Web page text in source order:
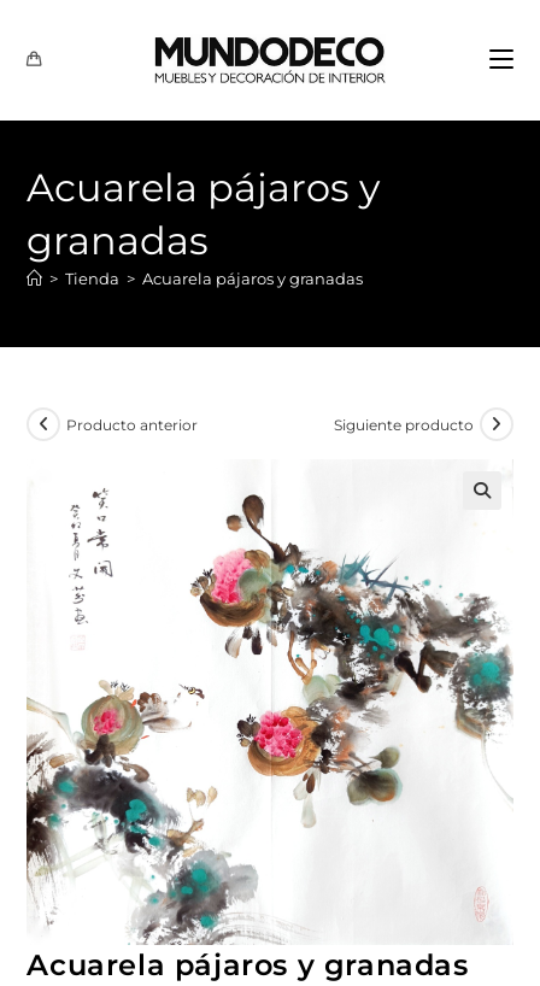
Acuarela pájaros y
granadas
> Tienda > Acuarela pájaros y granadas
Producto anterior Siguiente producto
Acuarela pájaros y granadas